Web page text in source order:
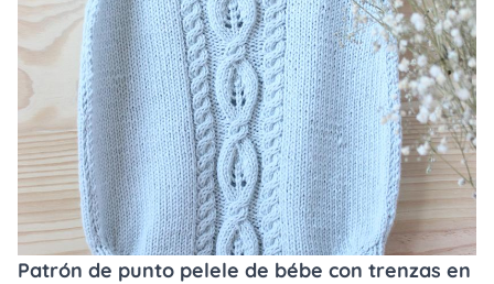
Patrón de punto pelele de bébe con trenzas en